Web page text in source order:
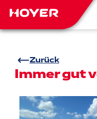
Zurück
Immer gut